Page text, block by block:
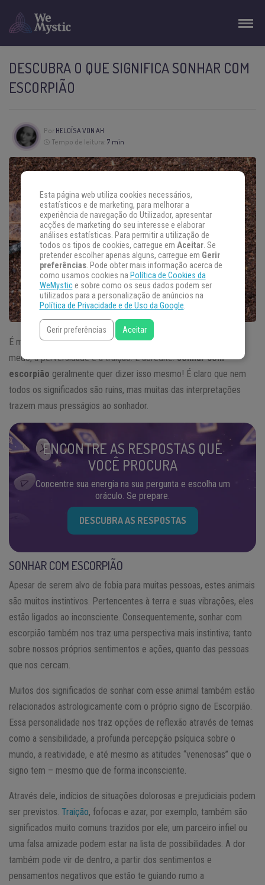
DESCUBRA O QUE SIGNIFICA SONHAR COM
ESCORPIÃO
Por HELOÍSA VON AH
Tempo de leitura: 7 min
É muito comum que esse pequeno aracnídeo seja associado ao
medo, a perversidade e a traição. E acredite:sonhar com
escorpião geralmente quer dizer isso mesmo! É claro que nem
todos os significados são ruins, mas muitas das interpretações
trazem maus presságios ao sonhador.
ENCONTRE AS RESPOSTAS QUE
VOCÊ PROCURA
Concentre sua energia na sua pergunta e escolha um
oráculo. Se prepare.
DESCUBRA AS RESPOSTAS
SONHAR COM ESCORPIÃO
Apesar de serem alvo de fobia para muitas pessoas, estes animais
são muitos instintivos. Pertencentes à terra e suas vibrações, eles
estão ligados ao inconsciente. Consequentemente, sonhar com
escorpião também nos traz uma perspectiva mais instintiva; tanto
sobre nossos próprios sentimentos e ações, quanto das pessoas
que nos cercam.
Muitos dos significados de sonhar com esse animal também estão
relacionados astrologicamente com o próprio signo de Escorpião.
Essa personalidade nos traz opções de reflexão através de temas
como a sensibilidade, a profunda percepção psíquica sobre o
mundo, a reatividade, e até mesmo as atitudes “venenosas” que o
signo tem – mesmo que de forma inconsciente.
Através dele, indícios de situações dolorosas e prejudiciais podem
ser previstos. Traição, fofocas e azar, por exemplo, também são
significados muito comuns trazidos por ele; um parceiro infiel ou
uma falsa amizade podem estar na lista de possibilidades. A dor
também pode vir de dentro, a partir dos sentimentos e
pensamentos negativos que estão te guiando rumo a
Esta página web utiliza cookies necessários,
estatísticos e de marketing, para melhorar a
experiência de navegação do Utilizador, apresentar
acções de marketing do seu interesse e elaborar
análises estatísticas. Para permitir a utilização de
todos os tipos de cookies, carregue em Aceitar. Se
pretender escolher apenas alguns, carregue em Gerir
preferências. Pode obter mais informação acerca de
como usamos cookies na Política de Cookies da
WeMystice sobre como os seus dados podem ser
utilizados para a personalização de anúncios na
Política de Privacidade e de Uso da Google.
Gerir preferências Aceitar